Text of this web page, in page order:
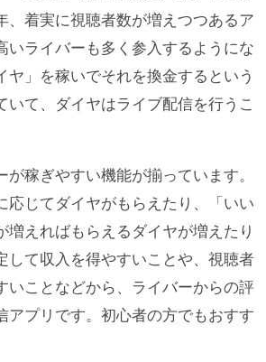
、着実に視聴者数が増えつつあるア
いライバーも多く参入するようにな
ヤ」を稼いでそれを換金するという
いて、ダイヤはライブ配信を行うこ
が稼ぎやすい機能が揃っています。
応じてダイヤがもらえたり、「いい
増えればもらえるダイヤが増えたり
して収入を得やすいことや、視聴者
いことなどから、ライバーからの評
アプリです。初心者の方でもおすす